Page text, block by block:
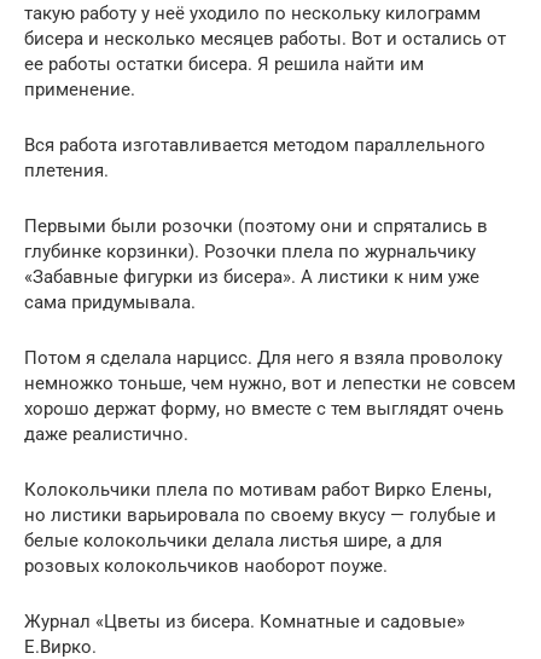
такую работу у неё уходило по нескольку килограмм
бисера и несколько месяцев работы. Вот и остались от
ее работы остатки бисера. Я решила найти им
применение.
Вся работа изготавливается методом параллельного
плетения.
Первыми были розочки (поэтому они и спрятались в
глубинке корзинки). Розочки плела по журнальчику
«Забавные фигурки из бисера». А листики к ним уже
сама придумывала.
Потом я сделала нарцисс. Для него я взяла проволоку
немножко тоньше, чем нужно, вот и лепестки не совсем
хорошо держат форму, но вместе с тем выглядят очень
даже реалистично.
Колокольчики плела по мотивам работ Вирко Елены,
но листики варьировала по своему вкусу — голубые и
белые колокольчики делала листья шире, а для
розовых колокольчиков наоборот поуже.
Журнал «Цветы из бисера. Комнатные и садовые»
Е.Вирко.